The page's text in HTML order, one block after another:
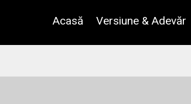
Acasă Versiune & Adevăr